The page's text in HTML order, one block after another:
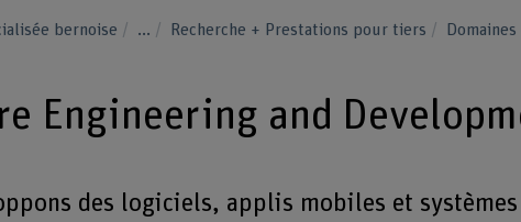
bernoise ... Recherche + Prestations pour tiers
Engineering and
des logiciels, applis mobiles et